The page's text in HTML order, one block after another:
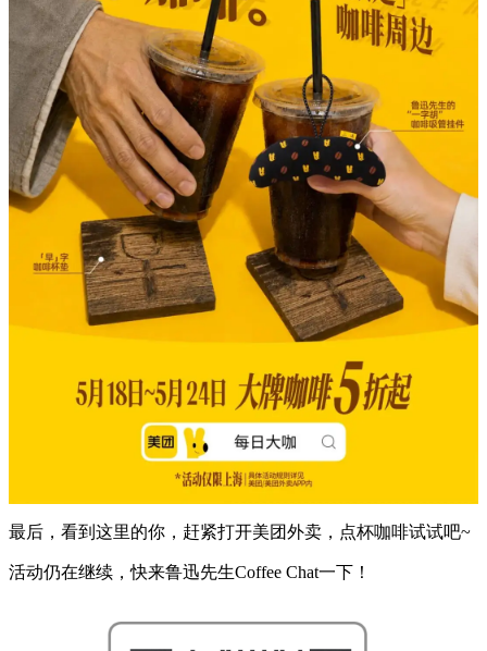
最后，看到这里的你，赶紧打开美团外卖，点杯咖啡试试吧~
活动仍在继续，快来鲁迅先生Coffee Chat一下！